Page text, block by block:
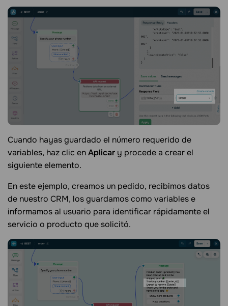
Cuando hayas guardado el número requerido de
variables, haz clic enAplicar y procede a crear el
siguiente elemento.
En este ejemplo, creamos un pedido, recibimos datos
de nuestro CRM, los guardamos como variables e
informamos al usuario para identificar rápidamente el
servicio o producto que solicitó.